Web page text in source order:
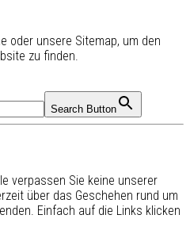
oder unsere Sitemap, um den
zu finden.
Search Button
verpassen Sie keine unserer
über das Geschehen rund um
Einfach auf die Links klicken